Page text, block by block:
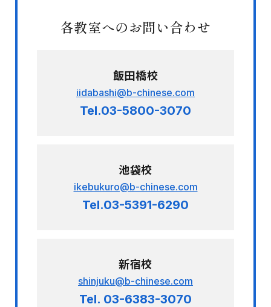
各教室へのお問い合わせ
飯田橋校
iidabashi@b-chinese.com
Tel.03-5800-3070
池袋校
ikebukuro@b-chinese.com
Tel.03-5391-6290
新宿校
shinjuku@b-chinese.com
Tel. 03-6383-3070